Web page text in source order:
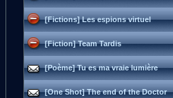
[Fictions] Les espions virtuel
[Fiction] Team Tardis
[Poème] Tu es ma vraie lumière
[One Shot] The end of the Doctor